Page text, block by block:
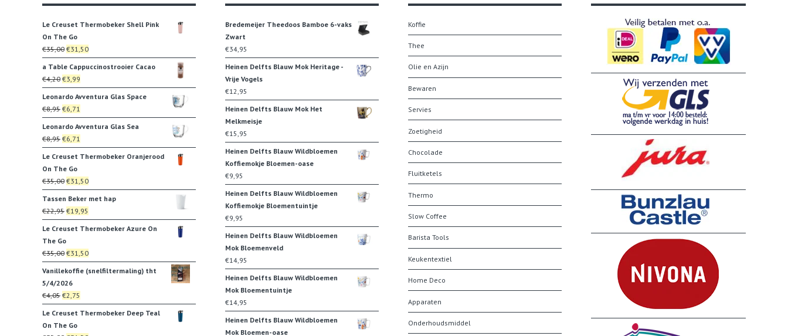
Le Creuset Thermobeker Shell Pink
On The Go
€35,00 Oorspronkelijke
prijs
was:
€35,00.
€31,50Huidige
prijs
a Table Cappuccinostrooier Cacao
€4,20 Oorspronkelijke
prijs
was:
€4,20.
€3,99
prijs
is:
€3,99.
Leonardo Avventura Glas Space
€8,95 Oorspronkelijke
prijs
was:
€8,95.
€6,71
prijs
is:
€6,71.
Leonardo Avventura Glas Sea
€8,95 Oorspronkelijke
prijs
€8,95.
€6,71
prijs
€6,71.
Le Creuset Thermobeker Oranjerood
On The Go
€35,00 Oorspronkelijke
prijs
was:
€35,00.
€31,50Huidige
prijs
is:
€31,50.
Tassen Beker met hap
€22,95 Oorspronkelijke
prijs
€22,95.
€19,95
prijs
€19,95.
Le Creuset Thermobeker Azure On
The Go
€35,00 Oorspronkelijke
prijs
€35,00.
€31,50Huidige
prijs
Vanillekoffie (snelfiltermaling) tht
5/4/2026
€4,05 Oorspronkelijke
prijs
€4,05.
€2,75
prijs
€2,75.
Le Creuset Thermobeker Deep Teal
On The Go
Bredemeijer Theedoos Bamboe 6-vaks
Zwart
€34,95
Heinen Delfts Blauw Mok Heritage -
Vrije Vogels
€12,95
Heinen Delfts Blauw Mok Het
Melkmeisje
€15,95
Heinen Delfts Blauw Wildbloemen
Koffiemokje Bloemen-oase
€9,95
Heinen Delfts Blauw Wildbloemen
Koffiemokje Bloementuintje
€9,95
Heinen Delfts Blauw Wildbloemen
Mok Bloemenveld
€14,95
Heinen Delfts Blauw Wildbloemen
Mok Bloementuintje
€14,95
Heinen Delfts Blauw Wildbloemen
Mok Bloemen-oase
Koffie
Thee
Olie en Azijn
Bewaren
Servies
Zoetigheid
Chocolade
Fluitketels
Thermo
Slow Coffee
Barista Tools
Keukentextiel
Home Deco
Apparaten
Onderhoudsmiddel